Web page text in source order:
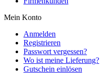
Mein Konto
Anmelden
Registrieren
Passwort vergessen?
Wo ist meine Lieferung?
Gutschein einlösen